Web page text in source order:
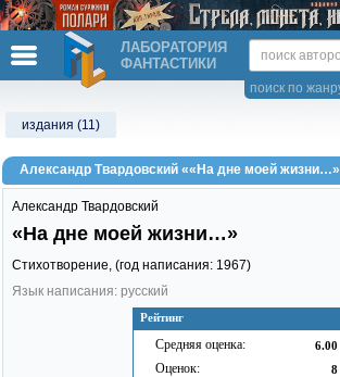
ЛАБОРАТОРИЯ
ФАНТАСТИКИ
поиск по
издания (11)
Александр Твардовский ««На дне моей
Рейтинг
Средняя оценка: 6.00
Оценок: 8
Александр Твардовский
«На дне моей жизни…»
Стихотворение, (год написания: 1967)
Язык написания: русский